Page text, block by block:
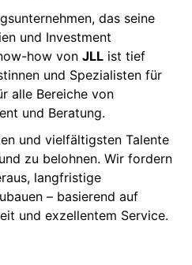
das seine
und Investment
how von JLL ist tief
und Spezialisten für
alle Bereiche von
und Beratung.
und vielfältigsten Talente
zu belohnen. Wir fordern
langfristige
– basierend auf
und exzellentem Service.